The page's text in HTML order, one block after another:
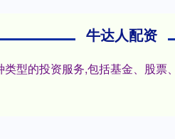
牛达人配资
型的投资服务,包括基金、股